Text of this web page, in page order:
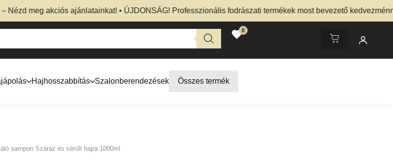
meg akciós ajánlatainkat! • ÚJDONSÁG! Professzionális fodrászati termékek most bevezető kedvezménnyel
0
Hajhosszabbítás Szalonberendezések Összes termék
sampon Száraz és sérült hajra 1000ml